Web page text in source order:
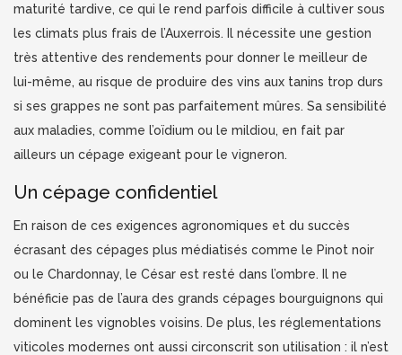
maturité tardive, ce qui le rend parfois difficile à cultiver sous
les climats plus frais de l’Auxerrois. Il nécessite une gestion
très attentive des rendements pour donner le meilleur de
lui-même, au risque de produire des vins aux tanins trop durs
si ses grappes ne sont pas parfaitement mûres. Sa sensibilité
aux maladies, comme l’oïdium ou le mildiou, en fait par
ailleurs un cépage exigeant pour le vigneron.
Un cépage confidentiel
En raison de ces exigences agronomiques et du succès
écrasant des cépages plus médiatisés comme le Pinot noir
ou le Chardonnay, le César est resté dans l’ombre. Il ne
bénéficie pas de l’aura des grands cépages bourguignons qui
dominent les vignobles voisins. De plus, les réglementations
viticoles modernes ont aussi circonscrit son utilisation : il n’est